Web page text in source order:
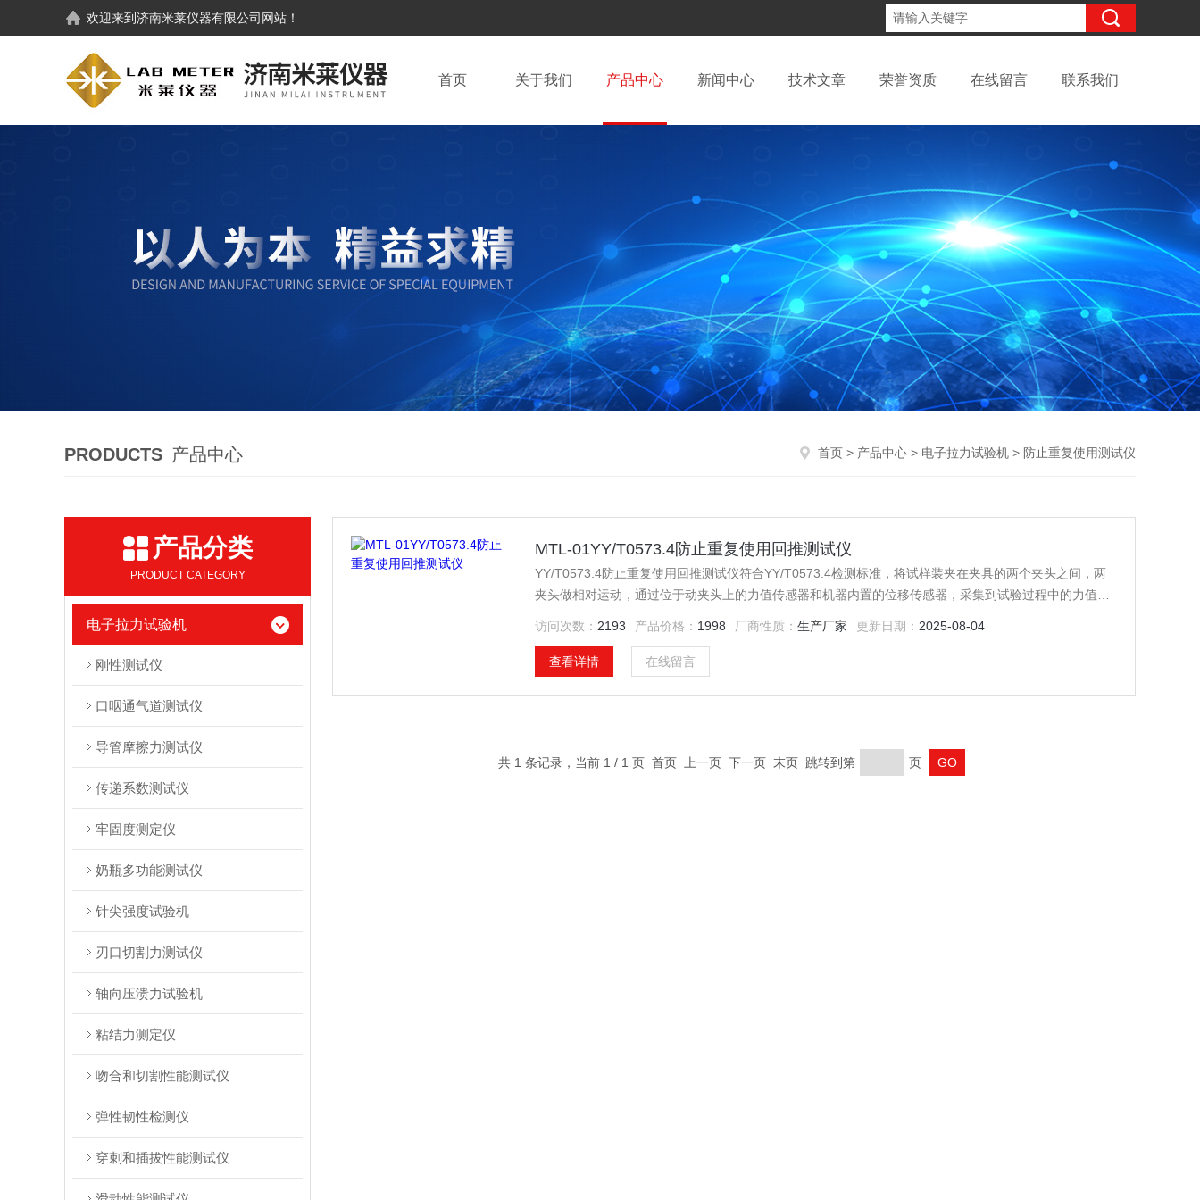
欢迎来到济南米莱仪器有限公司 网站！
首页 关于我们 产品中心 新闻中心 技术文章 荣誉资质 在线留言 联系我们
PRODUCTS 产品中心 首页 > 产品中心 > 电子拉力试验机 > 防止重复使用测试仪
产品分类
PRODUCT CATEGORY
电子拉力试验机
刚性测试仪
口咽通气道测试仪
导管摩擦力测试仪
传递系数测试仪
牢固度测定仪
奶瓶多功能测试仪
针尖强度试验机
刃口切割力测试仪
轴向压溃力试验机
粘结力测定仪
吻合和切割性能测试仪
弹性韧性检测仪
穿刺和插拔性能测试仪
MTL-01YY/T0573.4防止重复使用回推测试仪
YY/T0573.4防止重复使用回推测试仪符合YY/T0573.4检测标准，将试样装夹在夹具的两个夹头之间，两
夹头做相对运动，通过位于动夹头上的力值传感器和机器内置的位移传感器，采集到试验过程中的力值变
访问次数： 2193 产品价格： 1998 厂商性质： 生产厂家 更新日期： 2025-08-04
查看详情 在线留言
共 1 条记录，当前 1 / 1 页 首页 上一页 下一页 末页 跳转到第 页